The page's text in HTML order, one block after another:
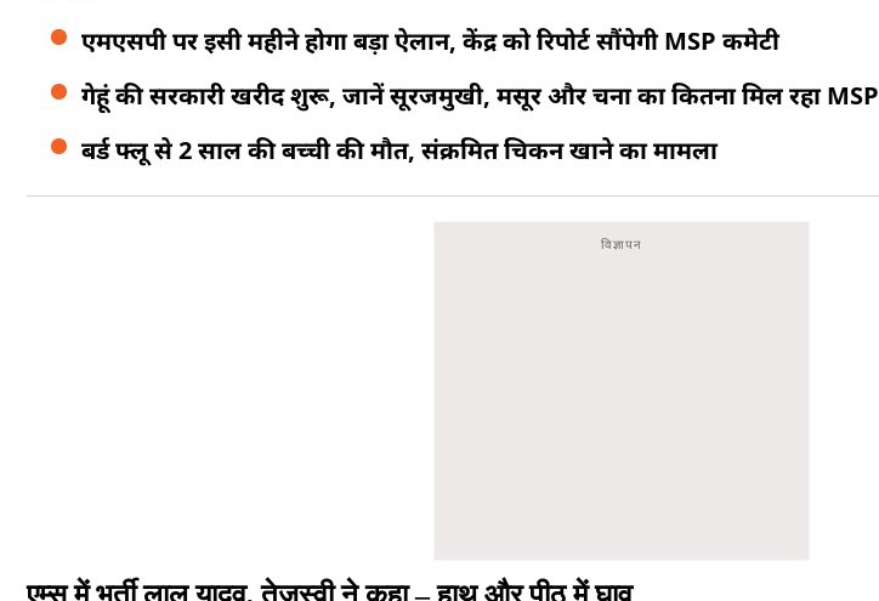
एमएसपी पर इसी महीने होगा बड़ा ऐलान, केंद्र को रिपोर्ट सौंपेगी MSP कमेटी
गेहूं की सरकारी खरीद शुरू, जानें सूरजमुखी, मसूर और चना का कितना मिल रहा MSP
बर्ड फ्लू से 2 साल की बच्ची की मौत, संक्रमित चिकन खाने का मामला